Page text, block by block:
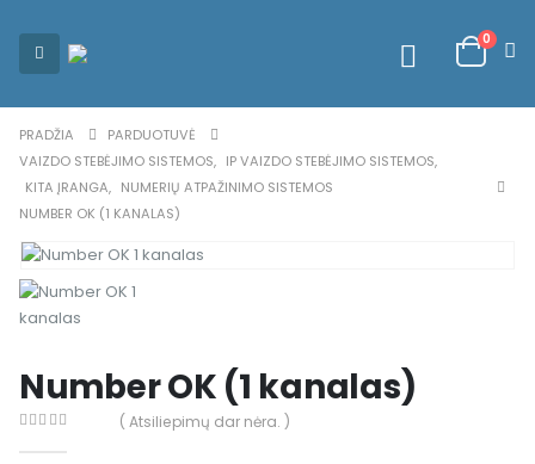
0
PRADŽIA
PARDUOTUVĖ
VAIZDO STEBĖJIMO SISTEMOS, IP VAIZDO STEBĖJIMO SISTEMOS,
KITA ĮRANGA, NUMERIŲ ATPAŽINIMO SISTEMOS
NUMBER OK (1 KANALAS)
Number OK (1 kanalas)
( Atsiliepimų dar nėra. )